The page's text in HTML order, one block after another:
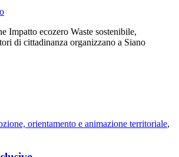
Impatto ecozero Waste sostenibile,
di cittadinanza organizzano a Siano
orientamento e animazione territoriale,